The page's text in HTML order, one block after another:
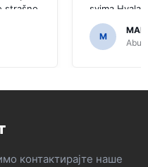
strašno
je
svima.Hvala
jednostavan.
M
Abu
контактирајте наше